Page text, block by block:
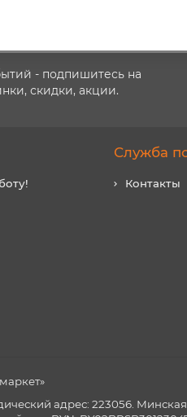
- подпишитесь на
скидки, акции.
Служба
Контакты
адрес: 223056.